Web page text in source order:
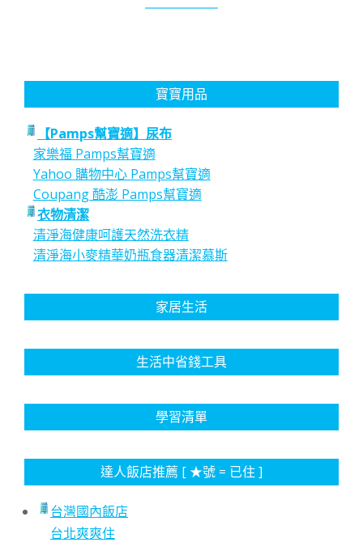
寶寶用品
【Pamps幫寶適】尿布
家樂福 Pamps幫寶適
Yahoo 購物中心 Pamps幫寶適
Coupang 酷澎 Pamps幫寶適
衣物清潔
清淨海健康呵護天然洗衣精
清淨海小麥精華奶瓶食器清潔慕斯
家居生活
生活中省錢工具
學習清單
達人飯店推薦 [ ★號 = 已住 ]
台灣國內飯店
台北爽爽住